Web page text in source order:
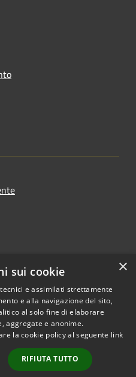
Copyright © 2026 • Comune di
San Pietro Apostolo • Powered
byMunicipium
Accesso
redazione
×
sui cookie
e assimilati strettamente
e alla navigazione del sito,
al solo fine di elaborare
aggregate e anonime.
la cookie policy al seguente link
RIFIUTA TUTTO